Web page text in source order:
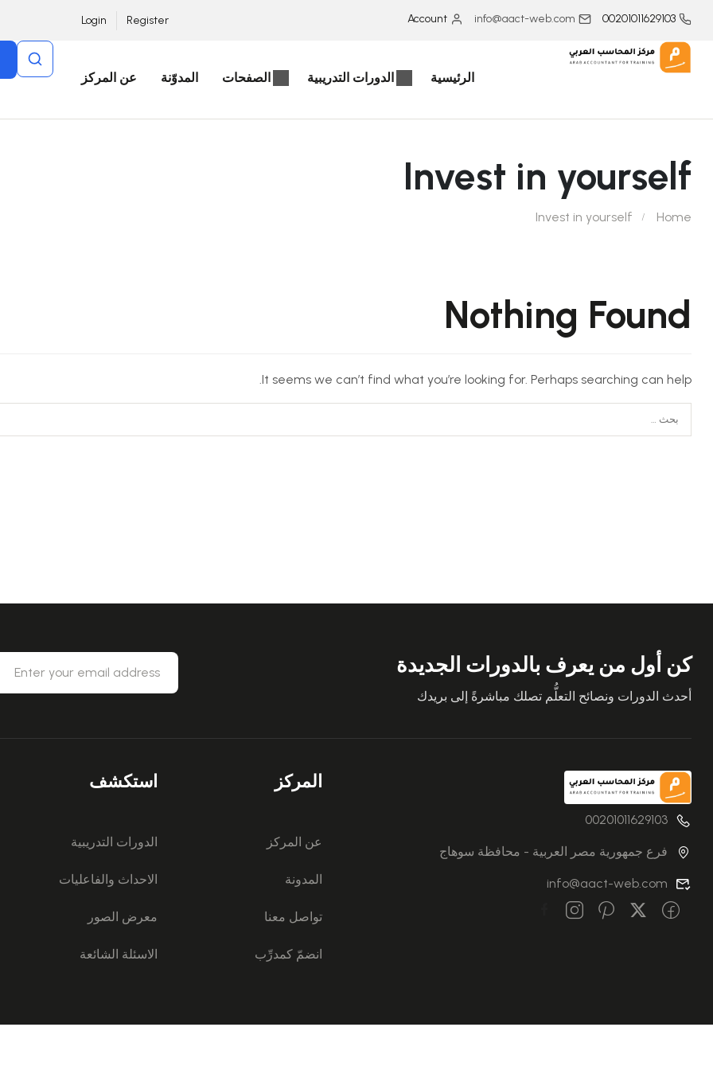
00201011629103
info@aact-web.com
Account
Register
Login
الرئيسية الدورات التدريبية الصفحات المدوّنة عن المركز
Invest in yourself
Home
Invest in yourself
Nothing Found
It seems we can’t find what you’re looking for. Perhaps searching can help.
كن أول من يعرف بالدورات الجديدة
أحدث الدورات ونصائح التعلُّم تصلك مباشرةً إلى بريدك
00201011629103
فرع جمهورية مصر العربية - محافظة سوهاج
info@aact-web.com
المركز
عن المركز
المدونة
تواصل معنا
انضمّ كمدرِّب
استكشف
الدورات التدريبية
الاحداث والفاعليات
معرض الصور
الاسئلة الشائعة